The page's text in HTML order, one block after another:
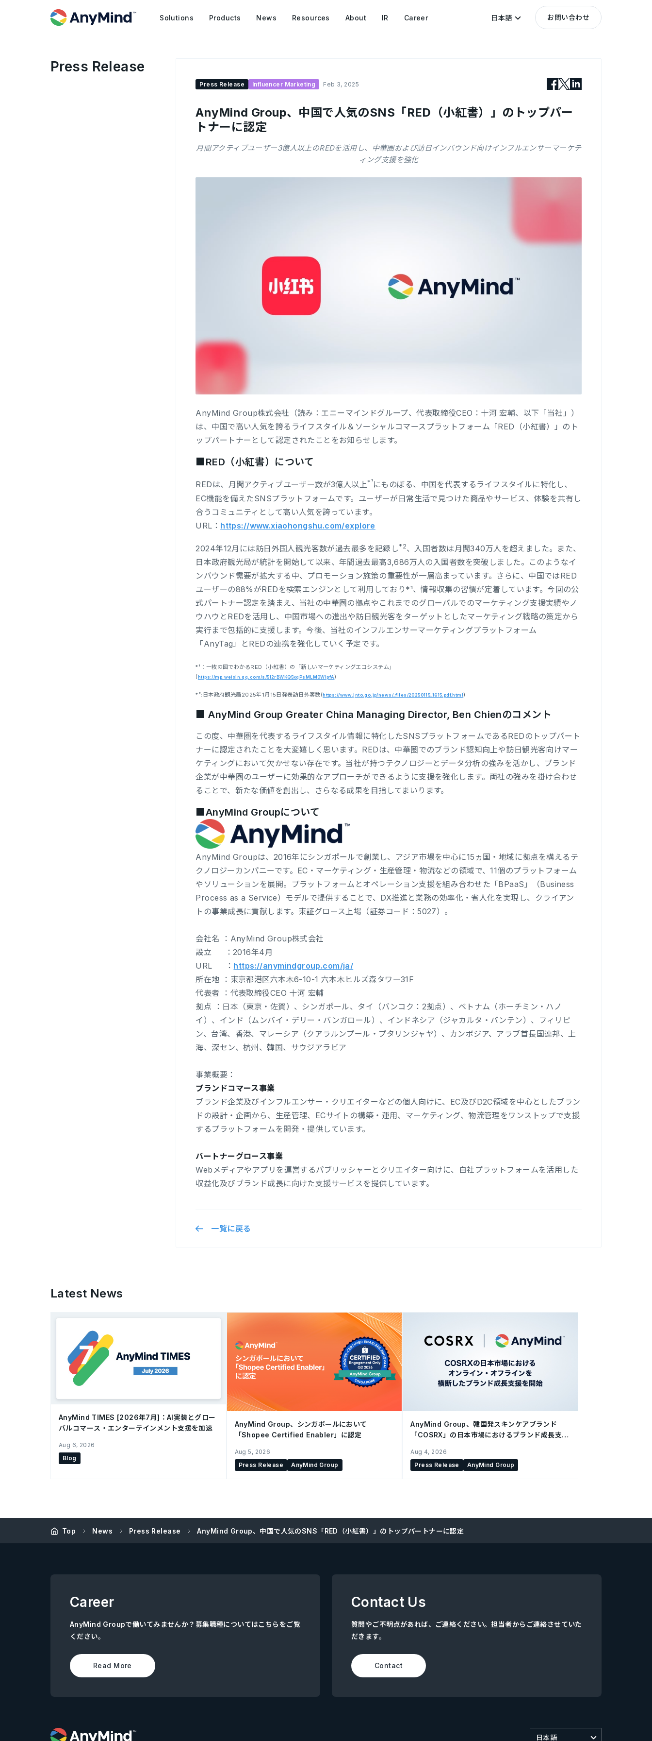
Solutions Products News Resources About IR Career 日本語 お問い合わせ
Press Release
Press Release Influencer Marketing Feb 3, 2025
AnyMind Group、中国で人気のSNS「RED（小紅書）」のトップパー
トナーに認定
月間アクティブユーザー3億人以上のREDを活用し、中華圏および訪日インバウンド向けインフルエンサーマーケテ
ィング支援を強化
AnyMind Group株式会社（読み：エニーマインドグループ、代表取締役CEO：十河 宏輔、以下「当社」）
は、中国で高い人気を誇るライフスタイル＆ソーシャルコマースプラットフォーム「RED（小紅書）」のト
ップパートナーとして認定されたことをお知らせします。
■RED（小紅書）について
REDは、月間アクティブユーザー数が3億人以上*¹にものぼる、中国を代表するライフスタイルに特化し、
EC機能を備えたSNSプラットフォームです。ユーザーが日常生活で見つけた商品やサービス、体験を共有し
合うコミュニティとして高い人気を誇っています。
URL： https://www.xiaohongshu.com/explore
2024年12月には訪日外国人観光客数が過去最多を記録し*2、入国者数は月間340万人を超えました。また、
日本政府観光局が統計を開始して以来、年間過去最高3,686万人の入国者数を突破しました。このようなイ
ンバウンド需要が拡大する中、プロモーション施策の重要性が一層高まっています。さらに、中国ではRED
ユーザーの88%がREDを検索エンジンとして利用しており*¹、情報収集の習慣が定着しています。今回の公
式パートナー認定を踏まえ、当社の中華圏の拠点やこれまでのグローバルでのマーケティング支援実績やノ
ウハウとREDを活用し、中国市場への進出や訪日観光客をターゲットとしたマーケティング戦略の策定から
実行まで包括的に支援します。今後、当社のインフルエンサーマーケティングプラットフォーム
「AnyTag」とREDの連携を強化していく予定です。
*¹：一枚の図でわかるRED（小紅書）の「新しいマーケティングエコシステム」
(https://mp.weixin.qq.com/s/5I2rBWKQ5xqPsMLM0WlpfA)
*²:日本政府観光局2025年1月15日発表訪日外客数(https://www.jnto.go.jp/news/_files/20250115_1615.pdf.html)
■ AnyMind Group Greater China Managing Director, Ben Chienのコメント
この度、中華圏を代表するライフスタイル情報に特化したSNSプラットフォームであるREDのトップパート
ナーに認定されたことを大変嬉しく思います。REDは、中華圏でのブランド認知向上や訪日観光客向けマー
ケティングにおいて欠かせない存在です。当社が持つテクノロジーとデータ分析の強みを活かし、ブランド
企業が中華圏のユーザーに効果的なアプローチができるように支援を強化します。両社の強みを掛け合わせ
ることで、新たな価値を創出し、さらなる成果を目指してまいります。
■AnyMind Groupについて
AnyMind Groupは、2016年にシンガポールで創業し、アジア市場を中心に15ヵ国・地域に拠点を構えるテ
クノロジーカンパニーです。EC・マーケティング・生産管理・物流などの領域で、11個のプラットフォーム
やソリューションを展開。プラットフォームとオペレーション支援を組み合わせた「BPaaS」（Business
Process as a Service）モデルで提供することで、DX推進と業務の効率化・省人化を実現し、クライアン
トの事業成長に貢献します。東証グロース上場（証券コード：5027）。
会社名 ：AnyMind Group株式会社
設立 ：2016年4月
URL ： https://anymindgroup.com/ja/
所在地 ：東京都港区六本木6-10-1 六本木ヒルズ森タワー31F
代表者 ：代表取締役CEO 十河 宏輔
拠点 ：日本（東京・佐賀）、シンガポール、タイ（バンコク：2拠点）、ベトナム（ホーチミン・ハノ
イ）、インド（ムンバイ・デリー・バンガロール）、インドネシア（ジャカルタ・バンテン）、フィリピ
ン、台湾、香港、マレーシア（クアラルンプール・プタリンジャヤ）、カンボジア、アラブ首長国連邦、上
海、深セン、杭州、韓国、サウジアラビア
事業概要：
ブランドコマース事業
ブランド企業及びインフルエンサー・クリエイターなどの個人向けに、EC及びD2C領域を中心としたブラン
ドの設計・企画から、生産管理、ECサイトの構築・運用、マーケティング、物流管理をワンストップで支援
するプラットフォームを開発・提供しています。
パートナーグロース事業
Webメディアやアプリを運営するパブリッシャーとクリエイター向けに、自社プラットフォームを活用した
収益化及びブランド成長に向けた支援サービスを提供しています。
一覧に戻る
Latest News
AnyMind TIMES [2026年7月]：AI実装とグロー
バルコマース・エンターテインメント支援を加速
Aug 6, 2026
Blog
AnyMind Group、シンガポールにおいて
「Shopee Certified Enabler」に認定
Aug 5, 2026
Press Release
AnyMind Group
AnyMind Group、韓国発スキンケアブランド
「COSRX」の日本市場におけるブランド成長支援
Aug 4, 2026
Press Release
AnyMind Group
Top News Press Release AnyMind Group、中国で人気のSNS「RED（小紅書）」のトップパートナーに認定
Career
AnyMind Groupで働いてみませんか？募集職種についてはこちらをご覧
ください。
Read More
Contact Us
質問やご不明点があれば、ご連絡ください。担当者からご連絡させていた
だきます。
Contact
日本語